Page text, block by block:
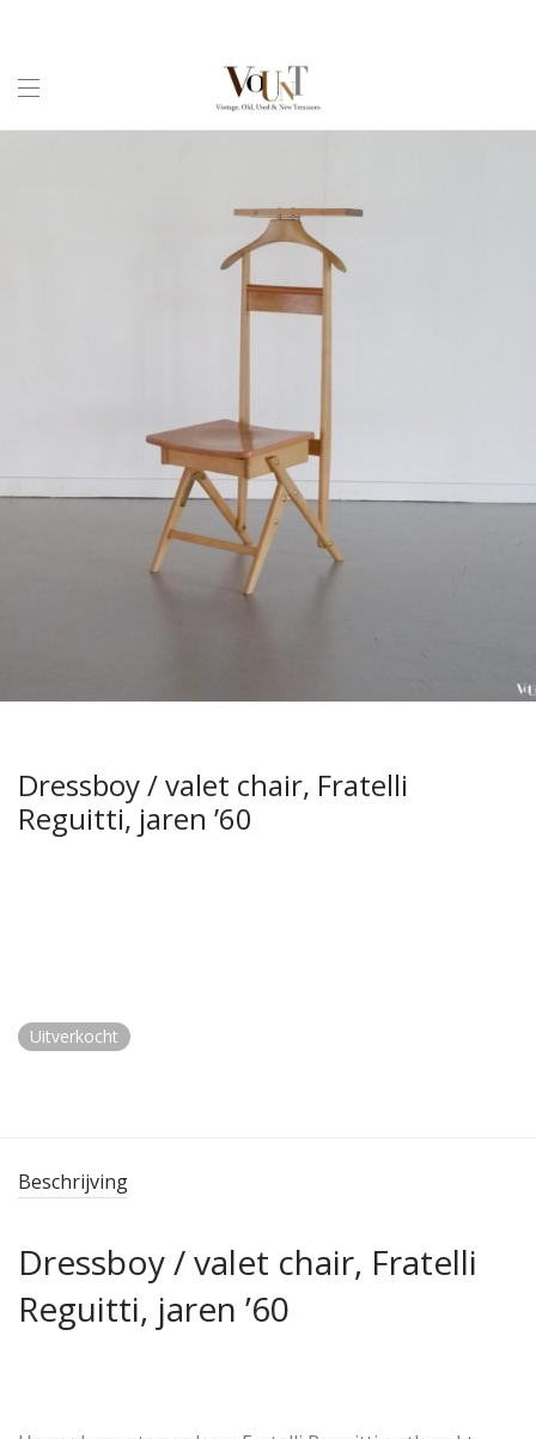
Dressboy / valet chair, Fratelli
Reguitti, jaren ’60
Uitverkocht
Beschrijving
Dressboy / valet chair, Fratelli
Reguitti, jaren ’60